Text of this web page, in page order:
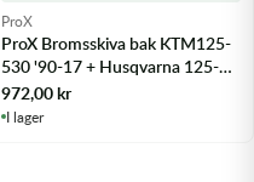
ProX
ProX Bromsskiva bak KTM125-
530 '90-17 + Husqvarna 125-
501 '14-17 - m.fl.
972,00kr
I lager